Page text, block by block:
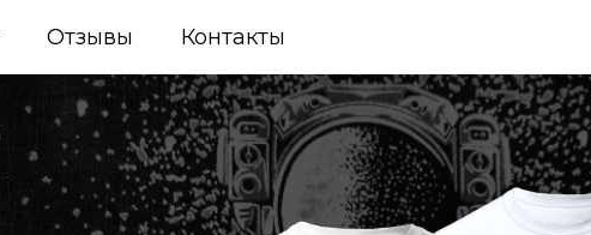
Отзывы Контакты